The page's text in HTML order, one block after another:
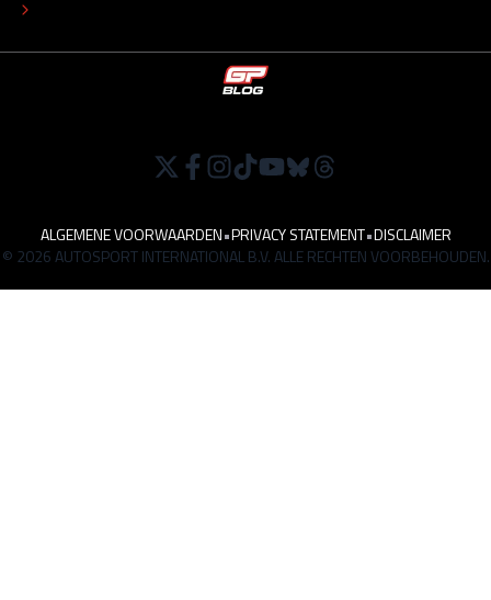
ALGEMENE VOORWAARDEN•PRIVACY STATEMENT•DISCLAIMER
© 2026 AUTOSPORT INTERNATIONAL B.V. ALLE RECHTEN VOORBEHOUDEN.